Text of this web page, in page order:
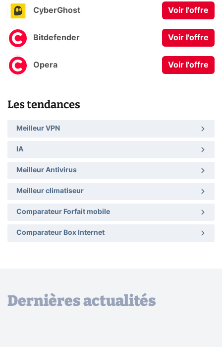
CyberGhost Voir l'offre
Bitdefender Voir l'offre
Opera Voir l'offre
Les tendances
Meilleur VPN
IA
Meilleur Antivirus
Meilleur climatiseur
Comparateur Forfait mobile
Comparateur Box Internet
Dernières actualités